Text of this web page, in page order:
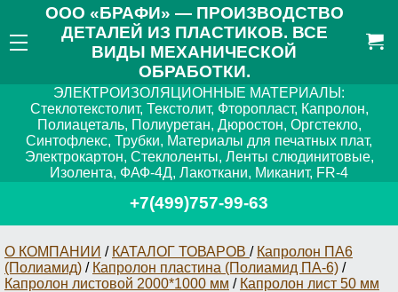
ООО «БРАФИ» — ПРОИЗВОДСТВО
ДЕТАЛЕЙ ИЗ ПЛАСТИКОВ. ВСЕ
ВИДЫ МЕХАНИЧЕСКОЙ
ОБРАБОТКИ.
ЭЛЕКТРОИЗОЛЯЦИОННЫЕ МАТЕРИАЛЫ:
Стеклотекстолит, Текстолит, Фторопласт, Капролон,
Полиацеталь, Полиуретан, Дюростон, Оргстекло,
Синтофлекс, Трубки, Материалы для печатных плат,
Электрокартон, Стеклоленты, Ленты слюдинитовые,
Изолента, ФАФ-4Д, Лакоткани, Миканит, FR-4
+7(499)757-99-63
О КОМПАНИИ / КАТАЛОГ ТОВАРОВ / Капролон ПА6
(Полиамид) / Капролон пластина (Полиамид ПА-6) /
Капролон листовой 2000*1000 мм / Капролон лист 50 мм